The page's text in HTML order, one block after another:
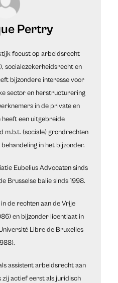
Pertry
focust op arbeidsrecht
socialezekerheidsrecht en
bijzondere interesse voor
sector en herstructurering
in de private en
heeft een uitgebreide
(sociale) grondrechten
in het bijzonder.
Eubelius Advocaten sinds
Brusselse balie sinds 1998.
de rechten aan de Vrije
en bijzonder licentiaat in
Libre de Bruxelles
assistent arbeidsrecht aan
zij actief eerst als juridisch